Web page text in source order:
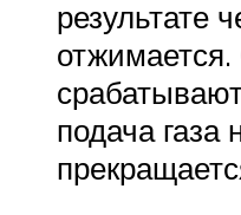
результате
отжимается.
подача газа